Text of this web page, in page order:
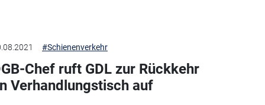
#Schienenverkehr
Chef ruft GDL zur Rückkehr
Verhandlungstisch auf